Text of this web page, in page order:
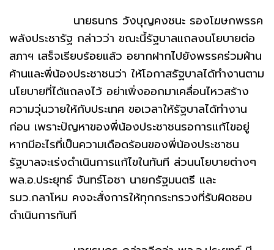
นายธนกร วังบุญคงชนะ รองโฆษกพรรค
พลังประชารัฐ กล่าวว่า ขณะนี้รัฐบาลแถลงนโยบายต่อ
สภาฯ เสร็จเรียบร้อยแล้ว อยากฝากไปยังพรรคร่วมฝ่าน
ค้านและพี่น้องประชาชนว่า ให้โอกาสรัฐบาลได้ทำงานตาม
นโยบายที่ได้แถลงไว้ อย่าเพิ่งออกมาเคลื่อนไหวสร้าง
ความวุ่นวายให้กับประเทศ ขอเวลาให้รัฐบาลได้ทำงาน
ก่อน เพราะปัญหาของพี่น้องประชาชนรอการแก้ไขอยู่
หากมีอะไรที่เป็นความเดือดร้อนของพี่น้องประชาชน
รัฐบาลจะเร่งดำเนินการแก้ไขในทันที ส่วนนโยบายต่างๆ
พล.อ.ประยุทธ์ จันทร์โอชา นายกรัฐมนตรี และ
รมว.กลาโหม คงจะสั่งการให้ทุกกระทรวงที่รับผิดชอบ
ดำเนินการทันที